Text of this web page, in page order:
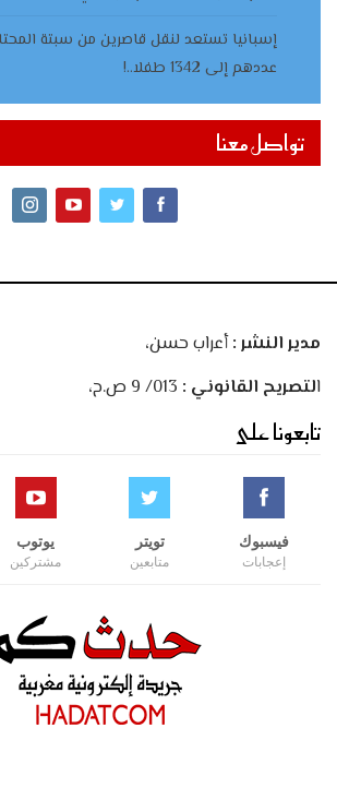
إسبانيا تستعد لنقل قاصرين من سبتة
عددهم إلى 1342 طفلا..!
تواصل معنا
مدير النشر :أعراب حسن،
التصريح القانوني :
تابعونا على
فيسبوك
إعجابات
تويتر
متابعين
يوتوب
مشتركين